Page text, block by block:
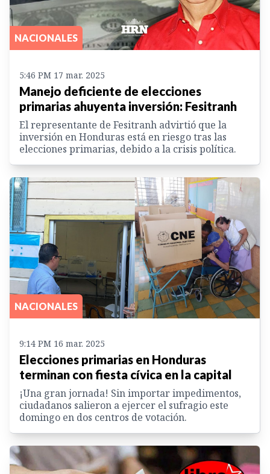
NACIONALES
5:46 PM 17 mar. 2025
Manejo deficiente de elecciones
primarias ahuyenta inversión: Fesitranh
El representante de Fesitranh advirtió que la
inversión en Honduras está en riesgo tras las
elecciones primarias, debido a la crisis política.
NACIONALES
9:14 PM 16 mar. 2025
Elecciones primarias en Honduras
terminan con fiesta cívica en la capital
¡Una gran jornada! Sin importar impedimentos,
ciudadanos salieron a ejercer el sufragio este
domingo en dos centros de votación.